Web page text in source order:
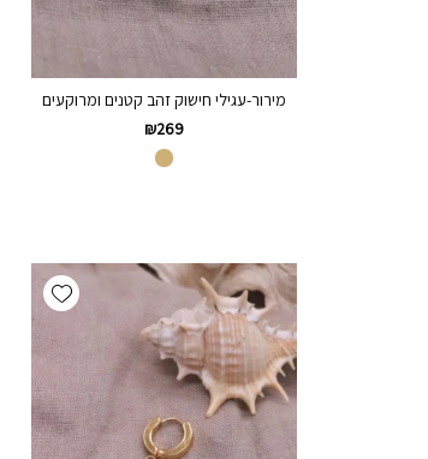
מירור-עגילי חישוק זהב קטנים ומרוקעים
₪269
wishlist